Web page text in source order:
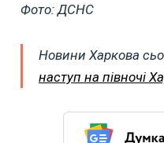
Фото: ДСНС
Новини Харкова
наступ на півночі